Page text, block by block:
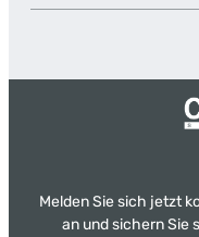
Melden Sie sich jetzt
an und sichern Sie